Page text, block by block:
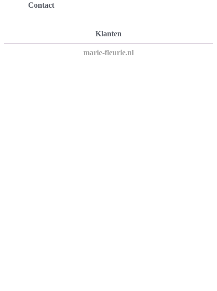
Contact
Klanten
marie-fleurie.nl